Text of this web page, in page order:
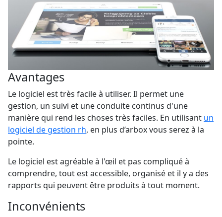
Avantages
Le logiciel est très facile à utiliser. Il permet une
gestion, un suivi et une conduite continus d'une
manière qui rend les choses très faciles. En utilisant un
logiciel de gestion rh, en plus d’arbox vous serez à la
pointe.
Le logiciel est agréable à l'œil et pas compliqué à
comprendre, tout est accessible, organisé et il y a des
rapports qui peuvent être produits à tout moment.
Inconvénients